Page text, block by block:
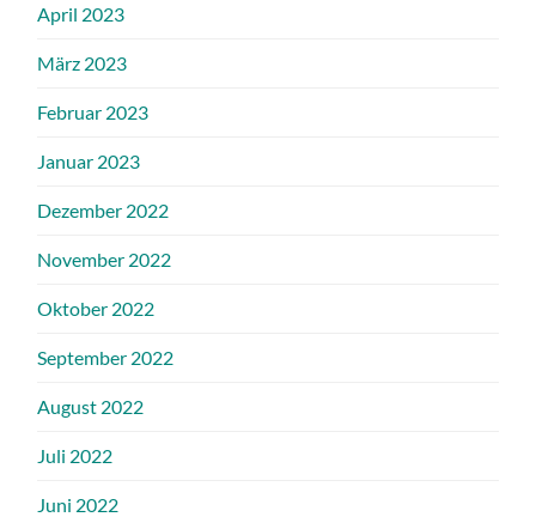
April 2023
März 2023
Februar 2023
Januar 2023
Dezember 2022
November 2022
Oktober 2022
September 2022
August 2022
Juli 2022
Juni 2022